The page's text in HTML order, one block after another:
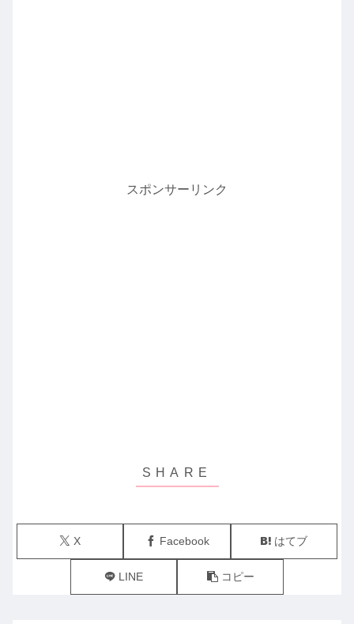
スポンサーリンク
X Facebook はてブ
LINE コピー